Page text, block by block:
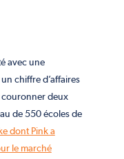
avec une
chiffre d’affaires
couronner deux
de 550 écoles de
dont Pink a
le marché